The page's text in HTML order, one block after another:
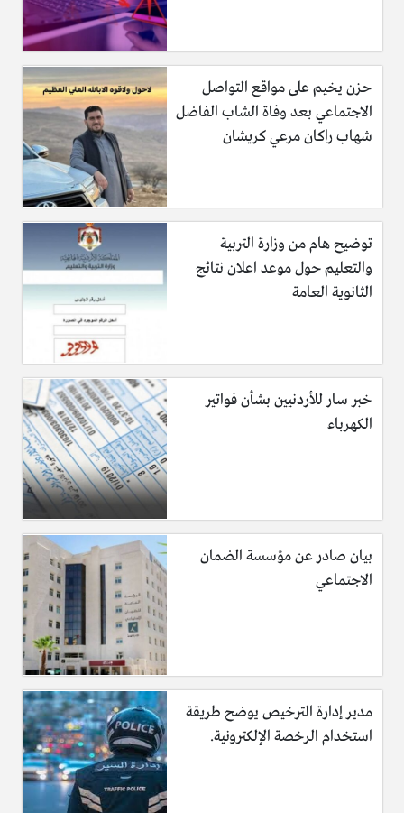
حزن يخيم على مواقع التواصل
الاجتماعي بعد وفاة الشاب الفاضل
شهاب راكان مرعي كريشان
توضيح هام من وزارة التربية
والتعليم حول موعد اعلان نتائج
الثانوية العامة
خبر سار للأردنيين بشأن فواتير
الكهرباء
بيان صادر عن مؤسسة الضمان
الاجتماعي
مدير إدارة الترخيص يوضح طريقة
استخدام الرخصة الإلكترونية.